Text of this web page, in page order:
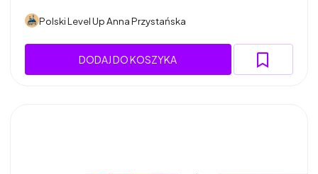
Polski Level Up Anna Przystańska
DODAJ DO KOSZYKA